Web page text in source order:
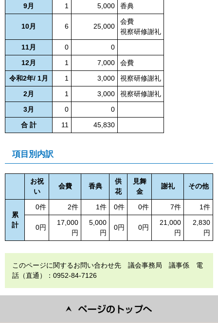
9月
1 5,000 香典
10月 6 25,000
会費
視察研修謝礼
11月
0
0
12月
1 7,000
会費
令和2年/ 1月
1 3,000
視察研修謝礼
2月
1 3,000
視察研修謝礼
3月
0
0
合 計
11 45,830
項目別内訳
お祝
い
会費 香典
供
花
見舞
金
謝礼 その他
累
計
0件 2件 1件 0件 0件 7件 1件
0円
17,000
円
5,000
円
0円 0円
21,000
円
2,830
円
このページに関するお問い合わせ先 議会事務局 議事係 電
話（直通）：0952-84-7126